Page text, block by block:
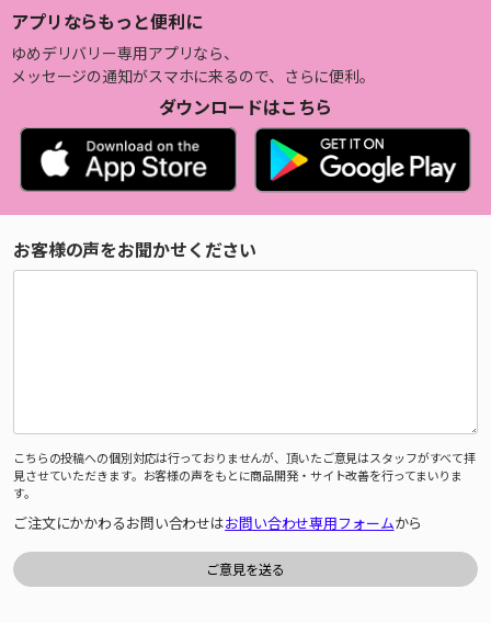
アプリならもっと便利に
ゆめデリバリー専用アプリなら、
メッセージの通知がスマホに来るので、さらに便利。
ダウンロードはこちら
お客様の声をお聞かせください
こちらの投稿への個別対応は行っておりませんが、頂いたご意見はスタッフがすべて拝
見させていただきます。お客様の声をもとに商品開発・サイト改善を行ってまいりま
す。
ご注文にかかわるお問い合わせはお問い合わせ専用フォームから